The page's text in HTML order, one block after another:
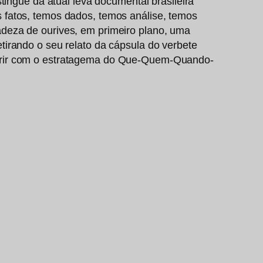
temos dados, temos análise, temos
de ourives, em primeiro plano, uma
o seu relato da cápsula do verbete
com o estratagema do Que-Quem-Quando-